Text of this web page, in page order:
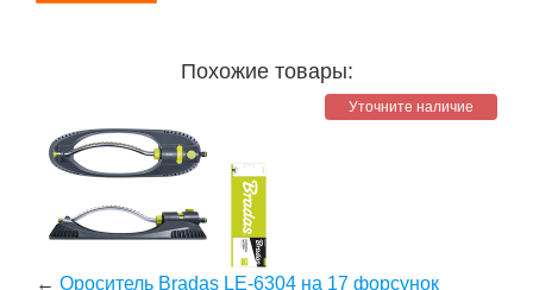
Похожие товары:
Уточните наличие
← Ороситель Bradas LE-6304 на 17 форсунок